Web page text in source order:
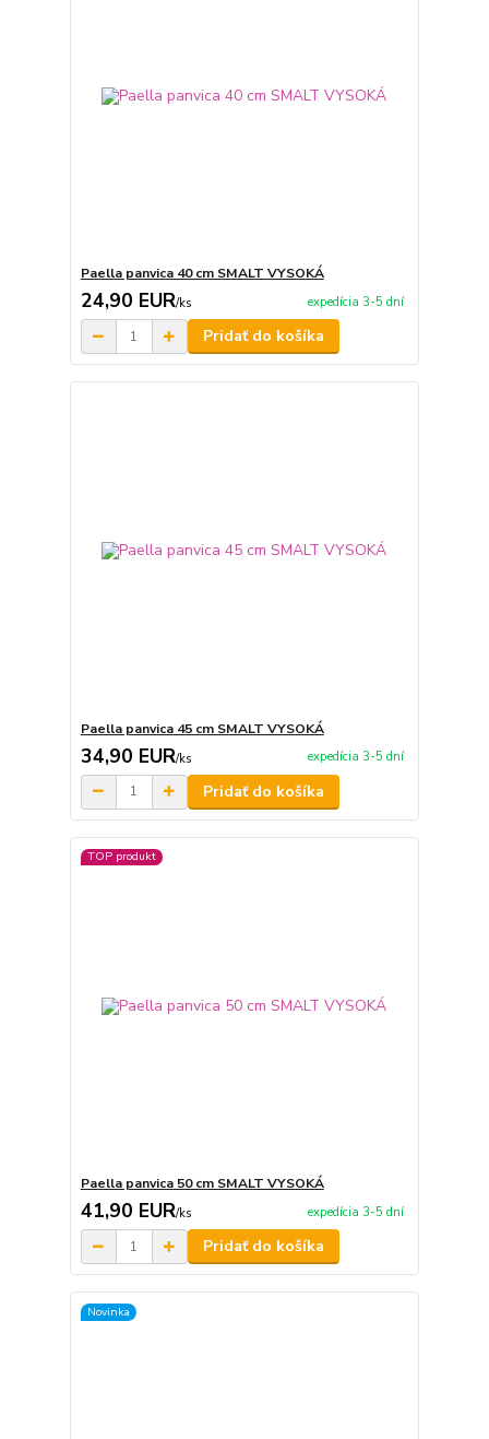
Paella panvica 40 cm SMALT VYSOKÁ
24,90 EUR/ks expedícia 3-5 dní
Pridať do košíka
Paella panvica 45 cm SMALT VYSOKÁ
34,90 EUR/ks expedícia 3-5 dní
Pridať do košíka
TOP produkt
Paella panvica 50 cm SMALT VYSOKÁ
41,90 EUR/ks expedícia 3-5 dní
Pridať do košíka
Novinka